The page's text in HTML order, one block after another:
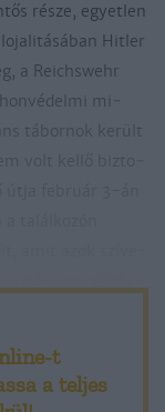
ré­sze, egyet­len
Hit­ler
a Reichswehr
mi­
tá­bor­nok ke­rült
fej­lesz­
t
a teljes